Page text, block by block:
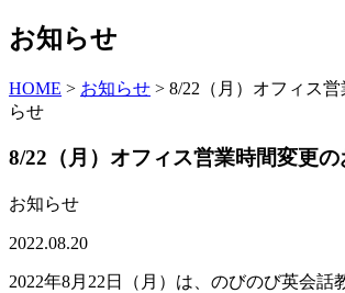
お知らせ
HOME > お知らせ > 8/22（月）オフィス
らせ
8/22（月）オフィス営業時間変更
お知らせ
2022.08.20
2022年8月22日（月）は、のびのび英会話